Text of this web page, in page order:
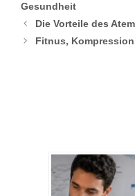
Gesundheit
Die Vorteile des
Fitnus,